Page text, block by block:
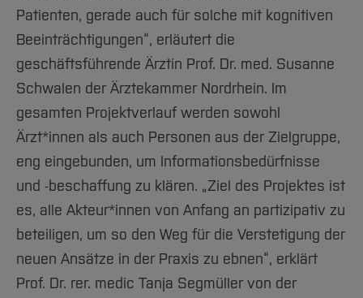
Patienten, gerade auch für solche mit kognitiven
Beeinträchtigungen“, erläutert die
geschäftsführende Ärztin Prof. Dr. med. Susanne
Schwalen der Ärztekammer Nordrhein. Im
gesamten Projektverlauf werden sowohl
Ärzt*innen als auch Personen aus der Zielgruppe,
eng eingebunden, um Informationsbedürfnisse
und -beschaffung zu klären. „Ziel des Projektes ist
es, alle Akteur*innen von Anfang an partizipativ zu
beteiligen, um so den Weg für die Verstetigung der
neuen Ansätze in der Praxis zu ebnen“, erklärt
Prof. Dr. rer. medic Tanja Segmüller von der